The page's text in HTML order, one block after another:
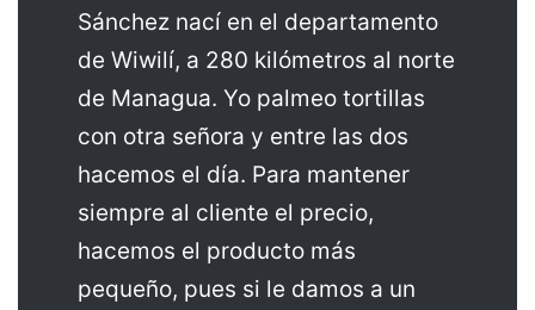
Sánchez nací en el departamento
de Wiwilí, a 280 kilómetros al norte
de Managua. Yo palmeo tortillas
con otra señora y entre las dos
hacemos el día. Para mantener
siempre al cliente el precio,
hacemos el producto más
pequeño, pues si le damos a un